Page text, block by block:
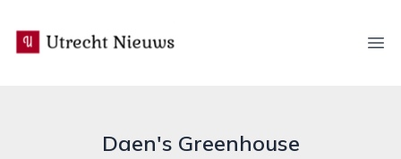
utrecht-nieuws.nl
Daen's Greenhouse